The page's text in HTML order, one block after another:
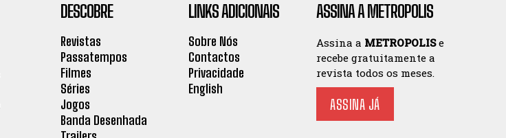
DESCOBRE
Revistas
Passatempos
Filmes
Séries
Jogos
Banda Desenhada
LINKS ADICIONAIS
Sobre Nós
Contactos
Privacidade
English
ASSINA A METROPOLIS
Assina a METROPOLISe
recebe gratuitamente a
revista todos os meses.
ASSINA JÁ